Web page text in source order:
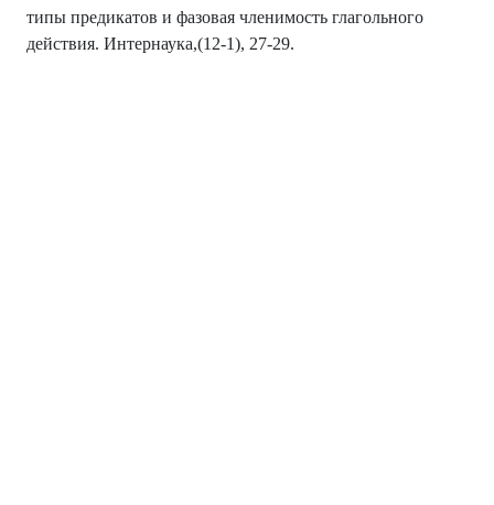
типы предикатов и фазовая членимость глагольного
действия. Интернаука,(12-1), 27-29.